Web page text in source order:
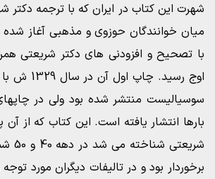
میان خوانندگان حوزوی و مذهبی آغاز شده
با تصحیح و افزودنی های دکتر شریعتی
اوج رسید.
سوسیالیست منتشر شده بود ولی در چاپهای
بارها انتشار یافته است. این کتاب که از آن
برخوردار بود و در تالیفات دیگران مورد